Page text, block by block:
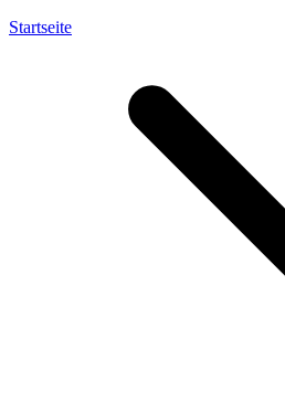
Startseite